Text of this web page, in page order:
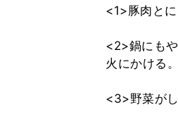
<1>豚肉と
<2>鍋にも
火にかける。
<3>野菜が